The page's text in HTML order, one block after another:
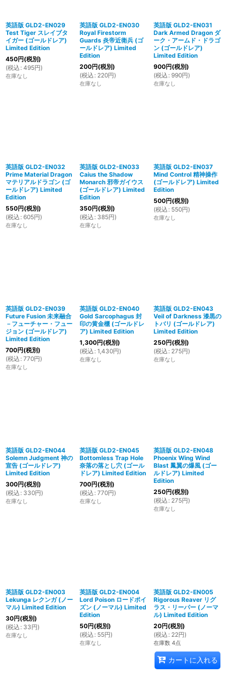
英語版 GLD2-EN029
Test Tiger スレイブタ
イガー (ゴールドレア)
Limited Edition
450円(税別)
(税込 : 495円)
在庫なし
英語版 GLD2-EN030
Royal Firestorm
Guards 炎帝近衛兵 (ゴ
ールドレア) Limited
Edition
200円(税別)
(税込 : 220円)
在庫なし
英語版 GLD2-EN031
Dark Armed Dragon ダ
ーク・アームド・ドラゴ
ン (ゴールドレア)
Limited Edition
900円(税別)
(税込 : 990円)
在庫なし
英語版 GLD2-EN032
Prime Material Dragon
マテリアルドラゴン (ゴ
ールドレア) Limited
Edition
550円(税別)
(税込 : 605円)
在庫なし
英語版 GLD2-EN033
Caius the Shadow
Monarch 邪帝ガイウス
(ゴールドレア) Limited
Edition
350円(税別)
(税込 : 385円)
在庫なし
英語版 GLD2-EN037
Mind Control 精神操作
(ゴールドレア) Limited
Edition
500円(税別)
(税込 : 550円)
在庫なし
英語版 GLD2-EN039
Future Fusion 未来融合
－フューチャー・フュー
ジョン (ゴールドレア)
Limited Edition
700円(税別)
(税込 : 770円)
在庫なし
英語版 GLD2-EN040
Gold Sarcophagus 封
印の黄金櫃 (ゴールドレ
ア) Limited Edition
1,300円(税別)
(税込 : 1,430円)
在庫なし
英語版 GLD2-EN043
Veil of Darkness 漆黒の
トバリ (ゴールドレア)
Limited Edition
250円(税別)
(税込 : 275円)
在庫なし
英語版 GLD2-EN044
Solemn Judgment 神の
宣告 (ゴールドレア)
Limited Edition
300円(税別)
(税込 : 330円)
在庫なし
英語版 GLD2-EN045
Bottomless Trap Hole
奈落の落とし穴 (ゴール
ドレア) Limited Edition
700円(税別)
(税込 : 770円)
在庫なし
英語版 GLD2-EN048
Phoenix Wing Wind
Blast 鳳翼の爆風 (ゴー
ルドレア) Limited
Edition
250円(税別)
(税込 : 275円)
在庫なし
英語版 GLD2-EN003
Lekunga レクンガ (ノー
マル) Limited Edition
30円(税別)
(税込 : 33円)
在庫なし
英語版 GLD2-EN004
Lord Poison ロードポイ
ズン (ノーマル) Limited
Edition
50円(税別)
(税込 : 55円)
在庫なし
英語版 GLD2-EN005
Rigorous Reaver リグ
ラス・リーパー (ノーマ
ル) Limited Edition
20円(税別)
(税込 : 22円)
在庫数 4点
カートに入れる